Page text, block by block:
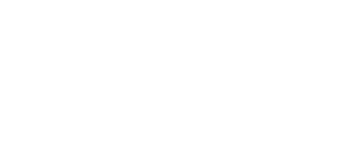
service possible, nous utilisons